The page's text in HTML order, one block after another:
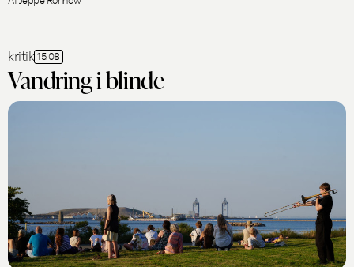
kritik 15.08
Vandring i blinde